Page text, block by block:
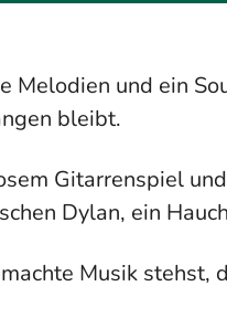
Melodien und ein
bleibt.
Gitarrenspiel
Dylan, ein
Musik